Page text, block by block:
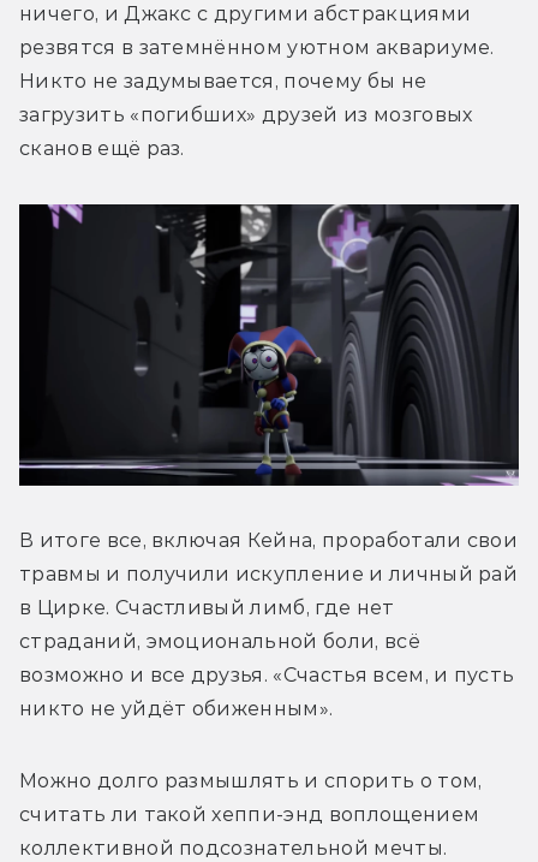
ничего, и Джакс с другими абстракциями
резвятся в затемнённом уютном аквариуме.
Никто не задумывается, почему бы не
загрузить «погибших» друзей из мозговых
сканов ещё раз.
В итоге все, включая Кейна, проработали свои
травмы и получили искупление и личный рай
в Цирке. Счастливый лимб, где нет
страданий, эмоциональной боли, всё
возможно и все друзья. «Счастья всем, и пусть
никто не уйдёт обиженным».
Можно долго размышлять и спорить о том,
считать ли такой хеппи-энд воплощением
коллективной подсознательной мечты.